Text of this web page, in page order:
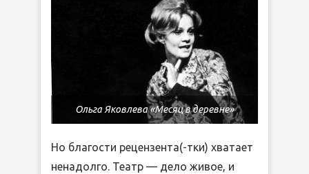
Ольга Яковлева «Месяц в деревне»
Но благости рецензента(-тки) хватает
ненадолго. Театр — дело живое, и